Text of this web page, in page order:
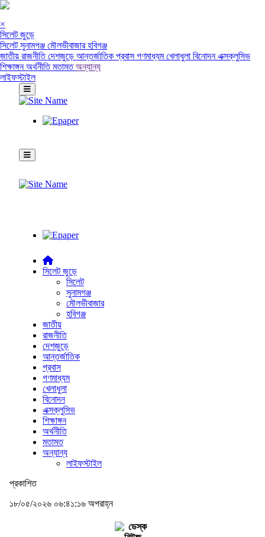
×
সিলেট জুড়ে
সিলেটসুনামগঞ্জ মৌলভীবাজারহবিগঞ্জ
জাতীয় রাজনীতিদেশজুড়ে আন্তর্জাতিক প্রবাসগণমাধ্যমখেলাধুলা বিনোদনএক্সক্লুসিভ
শিক্ষাঙ্গনঅর্থনীতিমতামতঅন্যান্য
লাইফস্টাইল
সিলেট জুড়ে
সিলেট
সুনামগঞ্জ
মৌলভীবাজার
হবিগঞ্জ
জাতীয়
রাজনীতি
দেশজুড়ে
আন্তর্জাতিক
প্রবাস
গণমাধ্যম
খেলাধুলা
বিনোদন
এক্সক্লুসিভ
শিক্ষাঙ্গন
অর্থনীতি
মতামত
অন্যান্য
লাইফস্টাইল
প্রকাশিত
১৮/০৫/২০২৬ ০৬:৪১:১৬ অপরাহ্ন